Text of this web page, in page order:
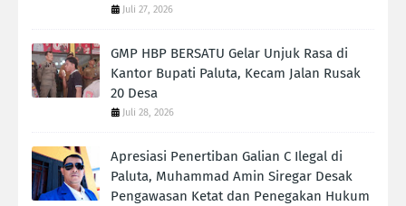
Juli 27, 2026
GMP HBP BERSATU Gelar Unjuk Rasa di
Kantor Bupati Paluta, Kecam Jalan Rusak
20 Desa
Juli 28, 2026
Apresiasi Penertiban Galian C Ilegal di
Paluta, Muhammad Amin Siregar Desak
Pengawasan Ketat dan Penegakan Hukum